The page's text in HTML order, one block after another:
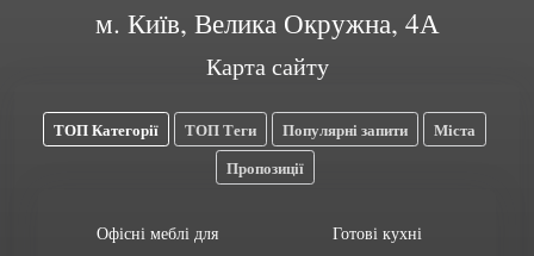
м. Київ, Велика Окружна, 4А
Карта сайту
ТОП Категорії ТОП Теги Популярні запити
Міста
Пропозиції
Офісні меблі для
Готові кухні